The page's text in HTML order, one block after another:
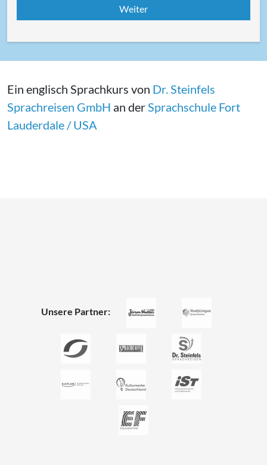
Ein englisch Sprachkurs von Dr. Steinfels
Sprachreisen GmbH an der Sprachschule Fort
Lauderdale / USA
Unsere Partner: